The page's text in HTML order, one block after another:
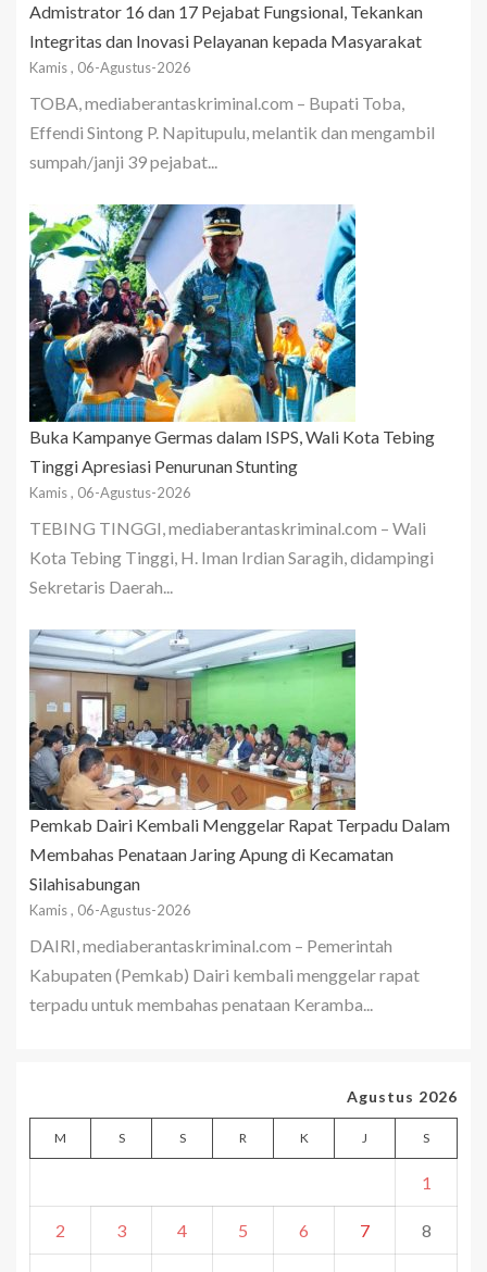
Admistrator 16 dan 17 Pejabat Fungsional, Tekankan
Integritas dan Inovasi Pelayanan kepada Masyarakat
Kamis , 06-Agustus-2026
TOBA, mediaberantaskriminal.com – Bupati Toba,
Effendi Sintong P. Napitupulu, melantik dan mengambil
sumpah/janji 39 pejabat...
Buka Kampanye Germas dalam ISPS, Wali Kota Tebing
Tinggi Apresiasi Penurunan Stunting
Kamis , 06-Agustus-2026
TEBING TINGGI, mediaberantaskriminal.com – Wali
Kota Tebing Tinggi, H. Iman Irdian Saragih, didampingi
Sekretaris Daerah...
Pemkab Dairi Kembali Menggelar Rapat Terpadu Dalam
Membahas Penataan Jaring Apung di Kecamatan
Silahisabungan
Kamis , 06-Agustus-2026
DAIRI, mediaberantaskriminal.com – Pemerintah
Kabupaten (Pemkab) Dairi kembali menggelar rapat
terpadu untuk membahas penataan Keramba...
Agustus 2026
M S S R K J S
1
2 3 4 5 6 7 8